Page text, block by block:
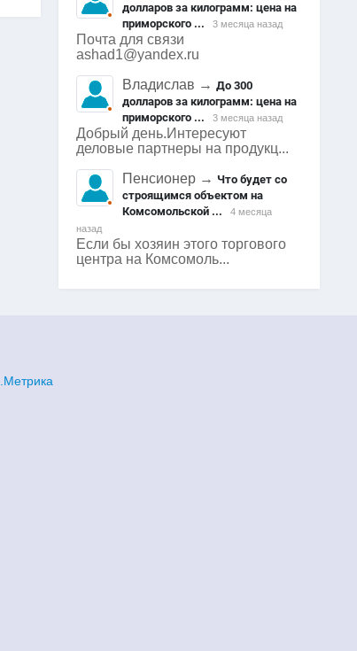
долларов за килограмм: цена на
приморского ...
3 месяца назад
Почта для связи
ashad1@yandex.ru
Владислав →До 300
долларов за килограмм: цена на
приморского ...
3 месяца назад
Добрый день.Интересуют
деловые партнеры на продукц...
Пенсионер →Что будет со
строящимся объектом на
Комсомольской ...
4 месяца
назад
Если бы хозяин этого торгового
центра на Комсомоль...